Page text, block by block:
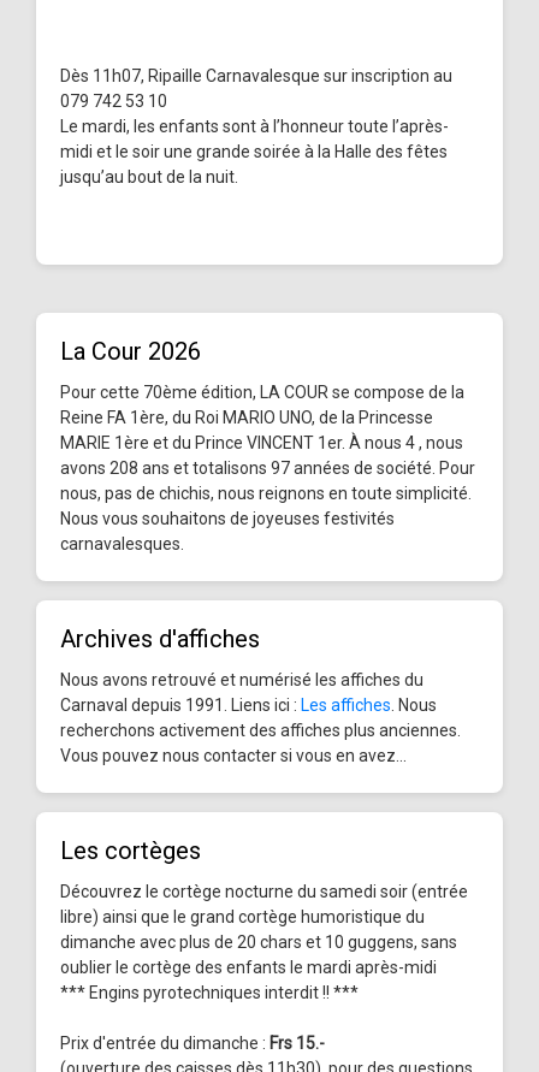
Dès 11h07, Ripaille Carnavalesque sur inscription au
079 742 53 10
Le mardi, les enfants sont à l’honneur toute l’après-
midi et le soir une grande soirée à la Halle des fêtes
jusqu’au bout de la nuit.
La Cour 2026
Pour cette 70ème édition, LA COUR se compose de la
Reine FA 1ère, du Roi MARIO UNO, de la Princesse
MARIE 1ère et du Prince VINCENT 1er. À nous 4 , nous
avons 208 ans et totalisons 97 années de société. Pour
nous, pas de chichis, nous reignons en toute simplicité.
Nous vous souhaitons de joyeuses festivités
carnavalesques.
Archives d'affiches
Nous avons retrouvé et numérisé les affiches du
Carnaval depuis 1991. Liens ici : Les affiches . Nous
recherchons activement des affiches plus anciennes.
Vous pouvez nous contacter si vous en avez...
Les cortèges
Découvrez le cortège nocturne du samedi soir (entrée
libre) ainsi que le grand cortège humoristique du
dimanche avec plus de 20 chars et 10 guggens, sans
oublier le cortège des enfants le mardi après-midi
*** Engins pyrotechniques interdit !! ***
Prix d'entrée du dimanche : Frs 15.-